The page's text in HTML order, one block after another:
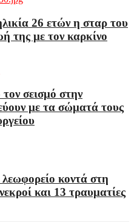
26 ετών η σταρ του
της με τον καρκίνο
τον σεισμό στην
με τα σώματά τους
κοντά στη
και 13 τραυματίες